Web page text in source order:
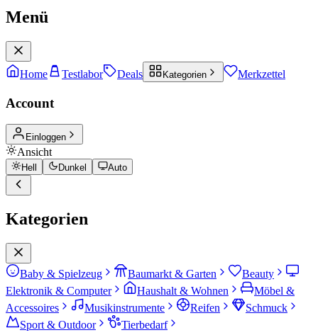
Menü
Home Testlabor Deals Kategorien Merkzettel
Account
Einloggen
Ansicht
Hell Dunkel Auto
Kategorien
Baby & Spielzeug Baumarkt & Garten
Beauty
Elektronik & Computer
Haushalt & Wohnen
Möbel &
Accessoires
Musikinstrumente Reifen
Schmuck
Sport & Outdoor
Tierbedarf